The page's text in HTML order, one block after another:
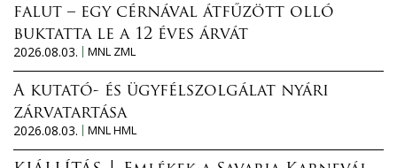
falut – egy cérnával átfűzött olló
buktatta le a 12 éves árvát
2026.08.03.
MNL ZML
A kutató- és ügyfélszolgálat nyári
zárvatartása
2026.08.03.
MNL HML